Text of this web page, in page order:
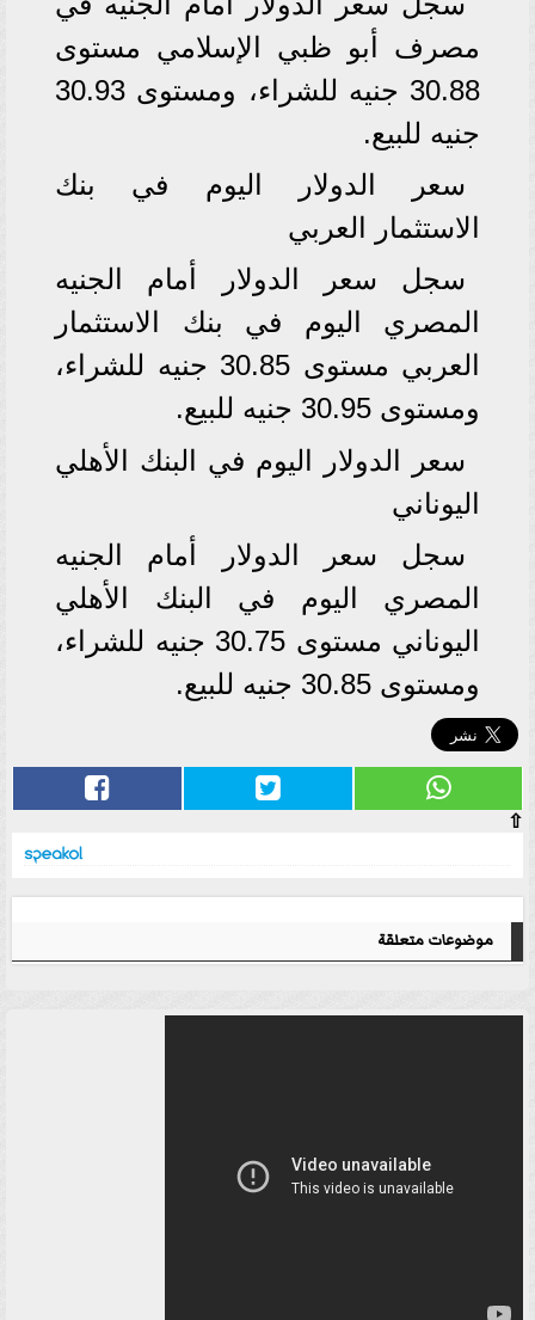
مصرف أبو ظبي الإسلامي مستوى
30.88 جنيه للشراء، ومستوى 30.93
جنيه للبيع.
سعر الدولار اليوم في بنك
الاستثمار العربي
سجل سعر الدولار أمام الجنيه
المصري اليوم في بنك الاستثمار
العربي مستوى 30.85 جنيه للشراء،
ومستوى 30.95 جنيه للبيع.
سعر الدولار اليوم في البنك الأهلي
اليوناني
سجل سعر الدولار أمام الجنيه
المصري اليوم في البنك الأهلي
اليوناني مستوى 30.75 جنيه للشراء،
ومستوى 30.85 جنيه للبيع.
⇧
موضوعات متعلقة